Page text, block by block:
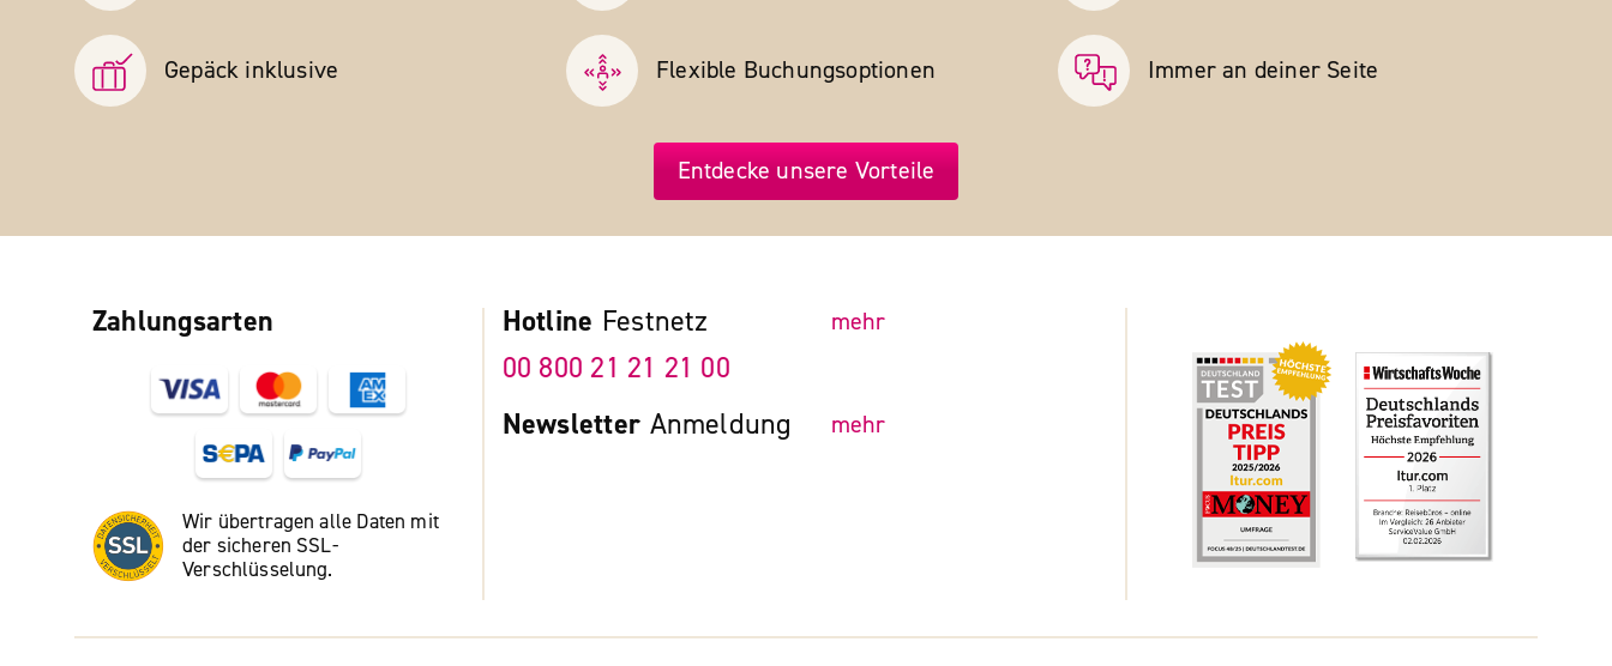
Gepäck inklusive Flexible Buchungs­optionen Immer an deiner Seite
Entdecke unsere Vorteile
Zahlungsarten
Wir übertragen alle Daten mit
der sicheren SSL-
Verschlüsselung.
Hotline Festnetz mehr
00 800 21 21 21 00
Newsletter Anmeldung mehr